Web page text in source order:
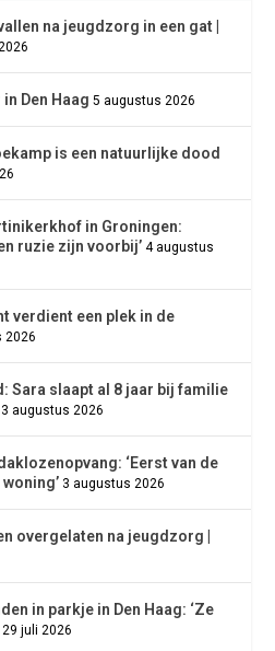
na jeugdzorg in een gat |
Den Haag 5 augustus 2026
is een natuurlijke dood
in Groningen:
ruzie zijn voorbij’ 4 augustus
verdient een plek in de
2026
Sara slaapt al 8 jaar bij familie
3 augustus 2026
‘Eerst van de
3 augustus 2026
overgelaten na jeugdzorg |
in parkje in Den Haag: ‘Ze
29 juli 2026